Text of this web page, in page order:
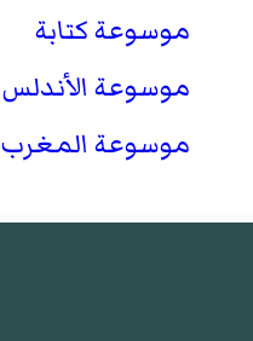
موسوعة كتابة
موسوعة الأندلس
موسوعة المغرب